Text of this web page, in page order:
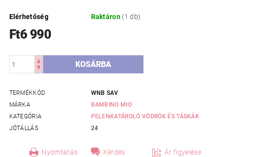
Elérhetőség Raktáron (1 db)
Ft6 990
TERMÉKKÓD
WNB SAV
MÁRKA
BAMBINO MIO
KATEGÓRIA
PELENKATÁROLÓ VÖDRÖK ÉS TÁSKÁK
JÓTÁLLÁS
24
Nyomtatás Kérdés Ár figyelése